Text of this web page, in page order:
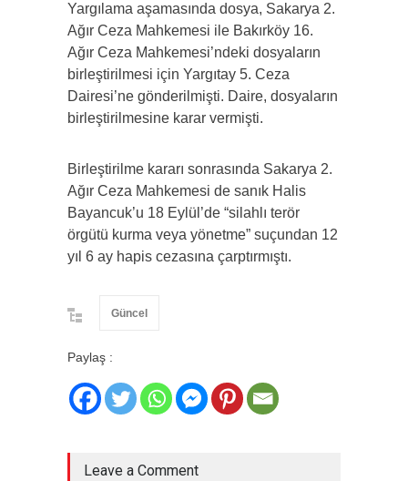
Yargılama aşamasında dosya, Sakarya 2.
Ağır Ceza Mahkemesi ile Bakırköy 16.
Ağır Ceza Mahkemesi’ndeki dosyaların
birleştirilmesi için Yargıtay 5. Ceza
Dairesi’ne gönderilmişti. Daire, dosyaların
birleştirilmesine karar vermişti.
Birleştirilme kararı sonrasında Sakarya 2.
Ağır Ceza Mahkemesi de sanık Halis
Bayancuk’u 18 Eylül’de “silahlı terör
örgütü kurma veya yönetme” suçundan 12
yıl 6 ay hapis cezasına çarptırmıştı.
Güncel
Paylaş :
Leave a Comment